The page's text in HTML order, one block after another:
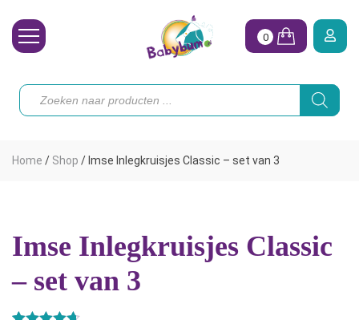
Toebehoren
Onze merken
Hoe begin ik?
0
Producten
zoeken
Home / Shop / Imse Inlegkruisjes Classic – set van 3
Imse Inlegkruisjes Classic
– set van 3